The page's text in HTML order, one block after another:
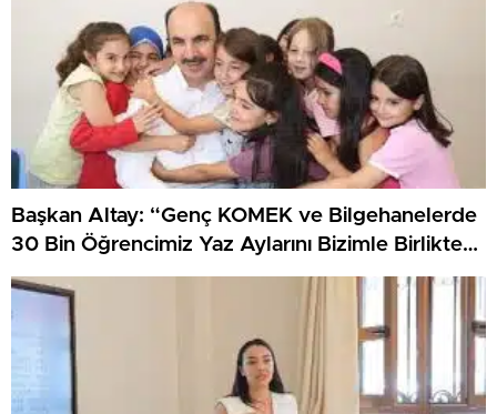
Başkan Altay: “Genç KOMEK ve Bilgehanelerde
30 Bin Öğrencimiz Yaz Aylarını Bizimle Birlikte
Geçiriyor”